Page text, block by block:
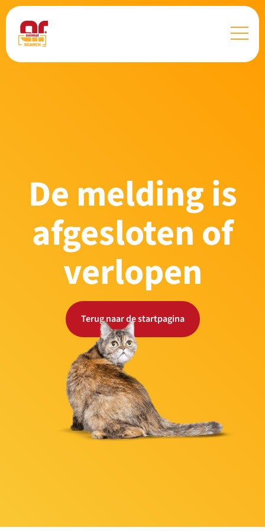
De melding is
afgesloten of
verlopen
Terug naar de startpagina